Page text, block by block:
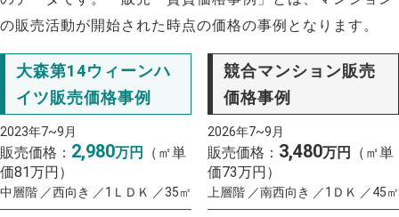
の販売活動が開始された時点の価格の事例となります。
大森第14ウィーンハ
イツ販売価格事例
2023年7~9月
販売価格： 2,980万円
（㎡単
価81万円）
中層階 ／西向き ／1ＬＤＫ ／35㎡
競合マンション販売
価格事例
2026年7~9月
販売価格： 3,480万円
（㎡単
価73万円）
上層階 ／南西向き ／1ＤＫ ／45㎡